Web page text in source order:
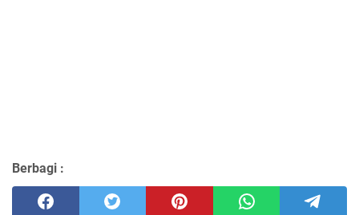
Berbagi :